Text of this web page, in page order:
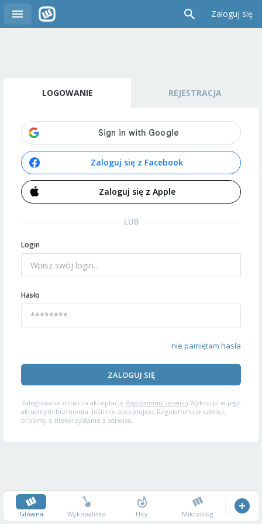
Zaloguj się
LOGOWANIE REJESTRACJA
Zaloguj się z Facebook
Zaloguj się z Apple
LUB
Login
Hasło
nie pamiętam hasła
ZALOGUJ SIĘ
Zalogowanie oznacza akceptację Regulaminu serwisu Wykop.pl w jego
aktualnym brzmieniu. Jeśli nie akceptujesz Regulaminu w całości,
prosimy o niekorzystanie z serwisu.
Główna Wykopalisko Hity Mikroblog